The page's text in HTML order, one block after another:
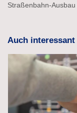
Straßenbahn-
Auch interessant